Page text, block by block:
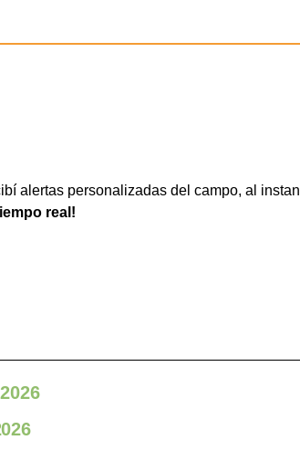
alertas personalizadas del campo, al
real!